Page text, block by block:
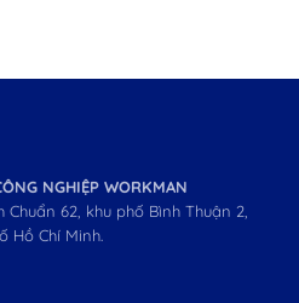
NGHIỆP WORKMAN
62, khu phố Bình Thuận 2,
Hồ Chí Minh.